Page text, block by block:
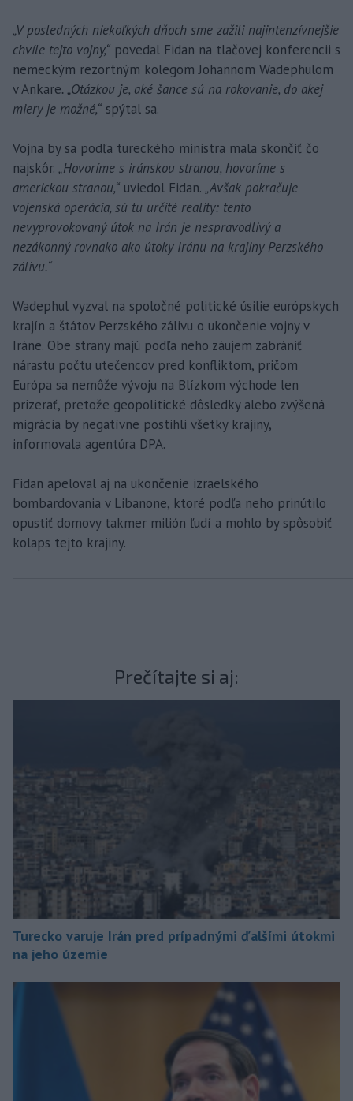
„V posledných niekoľkých dňoch sme zažili najintenzívnejšie
chvíle tejto vojny,“ povedal Fidan na tlačovej konferencii s
nemeckým rezortným kolegom Johannom Wadephulom
v Ankare. „Otázkou je, aké šance sú na rokovanie, do akej
miery je možné,“ spýtal sa.
Vojna by sa podľa tureckého ministra mala skončiť čo
najskôr. „Hovoríme s iránskou stranou, hovoríme s
americkou stranou,“ uviedol Fidan. „Avšak pokračuje
vojenská operácia, sú tu určité reality: tento
nevyprovokovaný útok na Irán je nespravodlivý a
nezákonný rovnako ako útoky Iránu na krajiny Perzského
zálivu.“
Wadephul vyzval na spoločné politické úsilie európskych
krajín a štátov Perzského zálivu o ukončenie vojny v
Iráne. Obe strany majú podľa neho záujem zabrániť
nárastu počtu utečencov pred konfliktom, pričom
Európa sa nemôže vývoju na Blízkom východe len
prizerať, pretože geopolitické dôsledky alebo zvýšená
migrácia by negatívne postihli všetky krajiny,
informovala agentúra DPA.
Fidan apeloval aj na ukončenie izraelského
bombardovania v Libanone, ktoré podľa neho prinútilo
opustiť domovy takmer milión ľudí a mohlo by spôsobiť
kolaps tejto krajiny.
Prečítajte si aj:
Turecko varuje Irán pred prípadnými ďalšími útokmi
na jeho územie